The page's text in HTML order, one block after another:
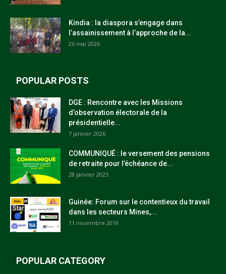
Kindia : la diaspora s’engage dans
l’assainissement à l’approche de la...
26 mai 2026
POPULAR POSTS
DGE : Rencontre avec les Missions
d’observation électorale de la
présidentielle...
7 janvier 2026
COMMUNIQUÉ : le versement des pensions
de retraite pour l’échéance de...
28 janvier 2025
Guinée: Forum sur le contentieux du travail
dans les secteurs Mines,...
11 novembre 2019
POPULAR CATEGORY